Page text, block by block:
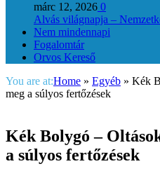
márc 12, 2026 0
Alvás világnapja –
Nem mindennapi
Fogalomtár
Orvos Kereső
You are at:Home » Egyéb » Kék
meg a súlyos fertőzések
Kék Bolygó –
a súlyos fertőzések